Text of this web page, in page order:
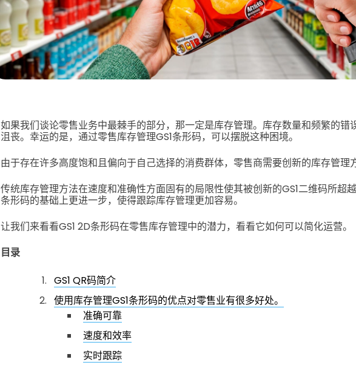
如果我们谈论零售业务中最棘手的部分，那一定是库存管理。库存数量和频繁的错
沮丧。幸运的是，通过零售库存管理GS1条形码，可以摆脱这种困境。
由于存在许多高度饱和且偏向于自己选择的消费群体，零售商需要创新的库存管理
传统库存管理方法在速度和准确性方面固有的局限性使其被创新的GS1二维码所超
条形码的基础上更进一步，使得跟踪库存管理更加容易。
让我们来看看GS1 2D条形码在零售库存管理中的潜力，看看它如何可以简化运营。
目录
GS1 QR码简介
使用库存管理GS1条形码的优点对零售业有很多好处。
准确可靠
速度和效率
实时跟踪